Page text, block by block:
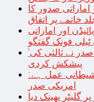
اماراتی صدور کا
خاتمے پر اتفاق
اور اماراتی
فونک گفتگو
’آزاد ریاست فلسطینیوں کا حق ہے‘؛ روسی صدر نے ثالثی کی
پیشکش کردی
شیطانی عمل ہے:
امریکی صدر
گلیٹر پھینک دیا